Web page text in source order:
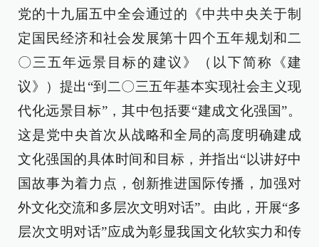
党的十九届五中全会通过的《中共中央关于制
定国民经济和社会发展第十四个五年规划和二
〇三五年远景目标的建议》（以下简称《建
议》）提出“到二〇三五年基本实现社会主义现
代化远景目标”，其中包括要“建成文化强国”。
这是党中央首次从战略和全局的高度明确建成
文化强国的具体时间和目标，并指出“以讲好中
国故事为着力点，创新推进国际传播，加强对
外文化交流和多层次文明对话”。由此，开展“多
层次文明对话”应成为彰显我国文化软实力和传